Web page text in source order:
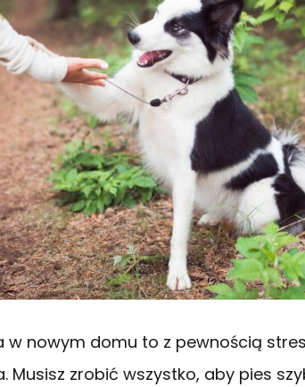
w nowym domu to z pewnością
Musisz zrobić wszystko, aby pies